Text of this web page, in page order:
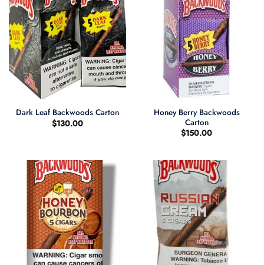
Dark Leaf Backwoods Carton
$130.00
Honey Berry Backwoods
Carton
$150.00